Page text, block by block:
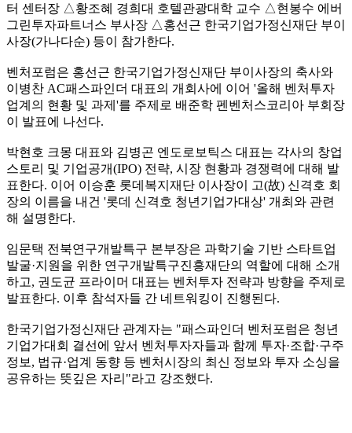
터 센터장 △황조혜 경희대 호텔관광대학 교수 △현봉수 에버
그린투자파트너스 부사장 △홍선근 한국기업가정신재단 부이
사장(가나다순) 등이 참가한다.
벤처포럼은 홍선근 한국기업가정신재단 부이사장의 축사와
이병찬 AC패스파인더 대표의 개회사에 이어 '올해 벤처투자
업계의 현황 및 과제'를 주제로 배준학 펜벤처스코리아 부회장
이 발표에 나선다.
박현호 크몽 대표와 김병곤 엔도로보틱스 대표는 각사의 창업
스토리 및 기업공개(IPO) 전략, 시장 현황과 경쟁력에 대해 발
표한다. 이어 이승훈 롯데복지재단 이사장이 고(故) 신격호 회
장의 이름을 내건 '롯데 신격호 청년기업가대상' 개최와 관련
해 설명한다.
임문택 전북연구개발특구 본부장은 과학기술 기반 스타트업
발굴·지원을 위한 연구개발특구진흥재단의 역할에 대해 소개
하고, 권도균 프라이머 대표는 벤처투자 전략과 방향을 주제로
발표한다. 이후 참석자들 간 네트워킹이 진행된다.
한국기업가정신재단 관계자는 "패스파인더 벤처포럼은 청년
기업가대회 결선에 앞서 벤처투자자들과 함께 투자·조합·구주
정보, 법규·업계 동향 등 벤처시장의 최신 정보와 투자 소싱을
공유하는 뜻깊은 자리"라고 강조했다.